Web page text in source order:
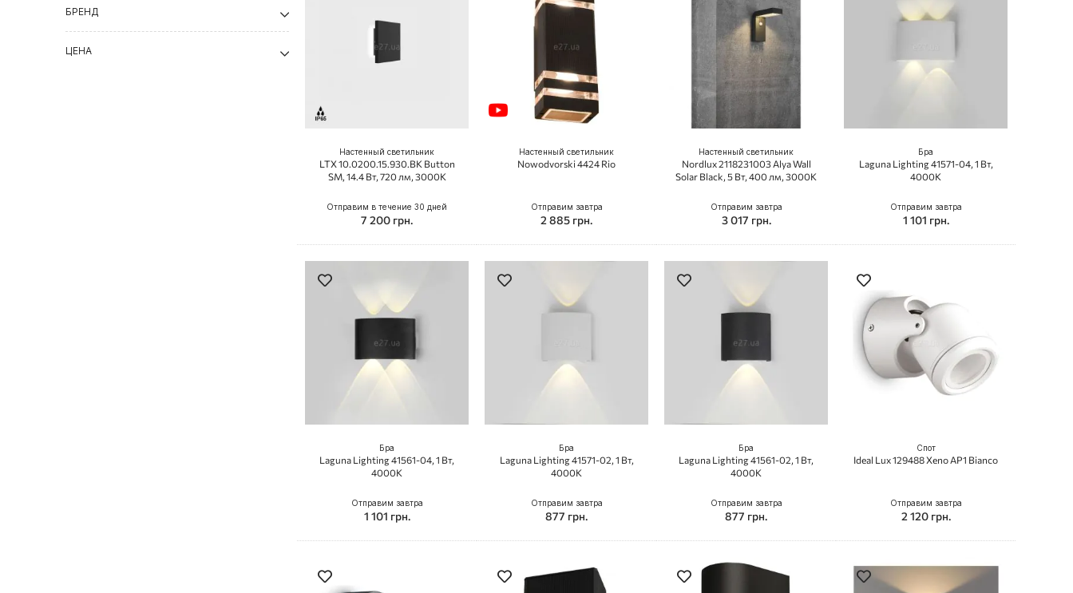
Настенный светильник
LTX 10.0200.15.930.BK Button
SM, 14.4 Вт, 720 лм, 3000K
Отправим в течение 30 дней
7 200 грн.
Настенный светильник
Nowodvorski 4424 Rio
Отправим завтра
2 885 грн.
Настенный светильник
Nordlux 2118231003 Alya Wall
Solar Black, 5 Вт, 400 лм, 3000K
Отправим завтра
3 017 грн.
Бра
Laguna Lighting 41571-04, 1 Вт,
4000K
Отправим завтра
1 101 грн.
Бра
Laguna Lighting 41561-04, 1 Вт,
4000K
Отправим завтра
1 101 грн.
Бра
Laguna Lighting 41571-02, 1 Вт,
4000K
Отправим завтра
877 грн.
Бра
Laguna Lighting 41561-02, 1 Вт,
4000K
Отправим завтра
877 грн.
Спот
Ideal Lux 129488 Xeno AP1 Bianco
Отправим завтра
2 120 грн.
БРЕНД
ЦЕНА